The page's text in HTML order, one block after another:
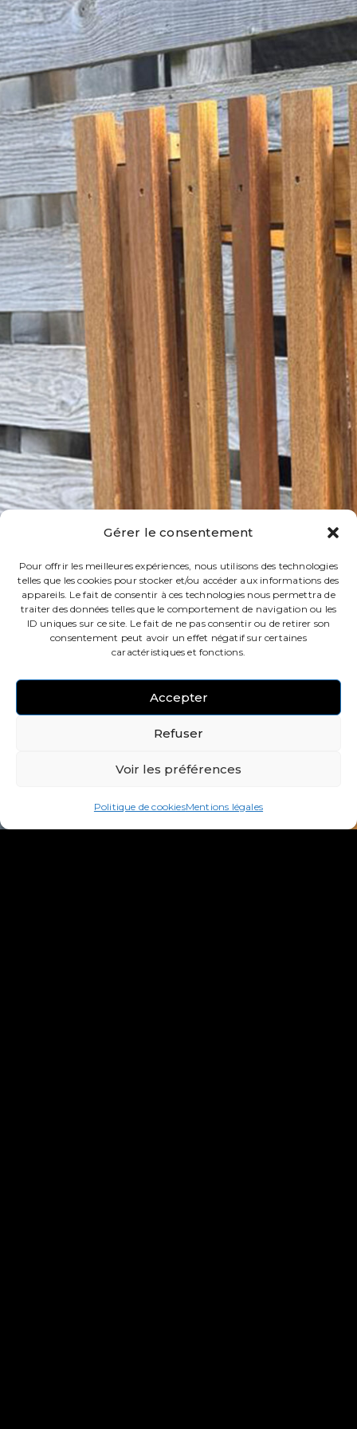
Gérer le consentement
Pour offrir les meilleures expériences, nous utilisons des technologies
telles que les cookies pour stocker et/ou accéder aux informations des
appareils. Le fait de consentir à ces technologies nous permettra de
traiter des données telles que le comportement de navigation ou les
ID uniques sur ce site. Le fait de ne pas consentir ou de retirer son
consentement peut avoir un effet négatif sur certaines
caractéristiques et fonctions.
Accepter
Refuser
Voir les préférences
Politique de cookiesMentions légales